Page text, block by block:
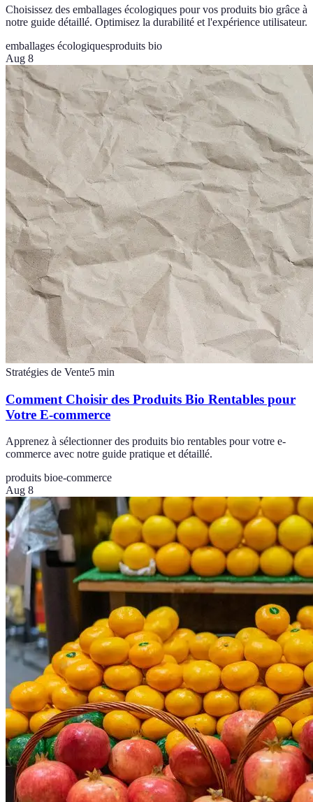
Choisissez des emballages écologiques pour vos produits bio grâce à
notre guide détaillé. Optimisez la durabilité et l'expérience utilisateur.
emballages écologiquesproduits bio
Aug 8
Stratégies de Vente5 min
Comment Choisir des Produits Bio Rentables pour
Votre E-commerce
Apprenez à sélectionner des produits bio rentables pour votre e-
commerce avec notre guide pratique et détaillé.
produits bioe-commerce
Aug 8